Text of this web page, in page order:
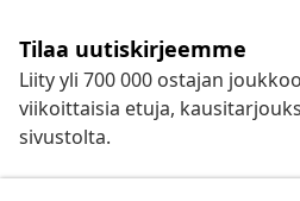
Tilaa uutiskirjeemme
Liity yli 700 000 ostajan
viikoittaisia etuja,
sivustolta.